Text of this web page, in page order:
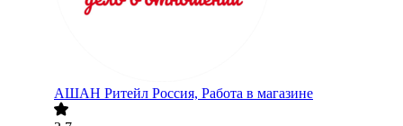
АШАН Ритейл Россия, Работа в магазине